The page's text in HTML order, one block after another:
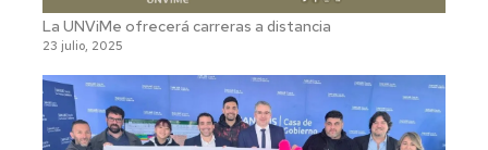
La UNViMe ofrecerá carreras a distancia
23 julio, 2025